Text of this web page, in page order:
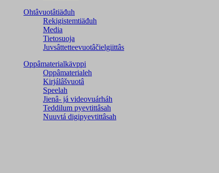
Ohtâvuotâtiäđuh
Rekigistemtiäđuh
Media
Tietosuoja
Juvsâttetteevuotâčielgiittâs
Oppâmaterialkävppi
Oppâmaterialeh
Kirjálâšvuotâ
Speelah
Jienâ- já videovuárháh
Teddilum pyevtittâsah
Nuuvtá digipyevtittâsah